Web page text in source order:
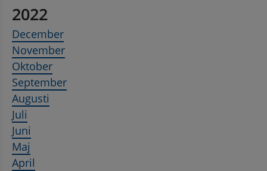
2022
December
November
Oktober
September
Augusti
Juli
Juni
Maj
April